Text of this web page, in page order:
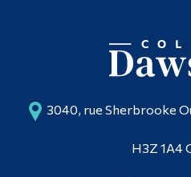
3040, rue Sherbrooke
H3Z 1A4